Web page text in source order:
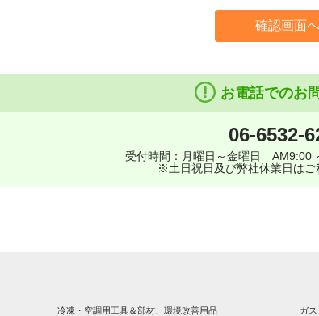
確認画面へ
お電話でのお
06-6532-
受付時間：月曜日～金曜日 AM9:00
※土日祝日及び弊社休業日はご
冷凍・空調用工具＆部材、環境改善用品
ガ